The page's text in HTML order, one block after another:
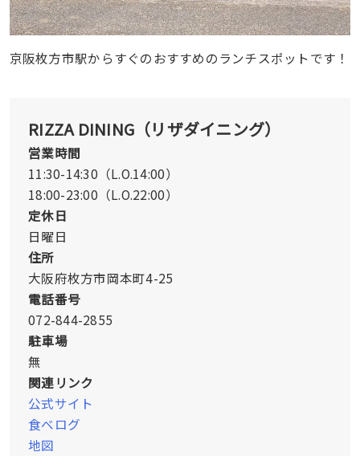
京阪枚方市駅からすぐのおすすめのランチスポットです！
RIZZA DINING（リザダイニング）
営業時間
11:30-14:30（L.O.14:00）
18:00-23:00（L.O.22:00）
定休日
日曜日
住所
大阪府枚方市岡本町4-25
電話番号
072-844-2855
駐車場
無
関連リンク
公式サイト
食べログ
地図